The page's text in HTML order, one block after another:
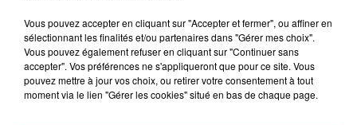
Vous pouvez accepter en cliquant sur "Accepter et fermer", ou affiner en
sélectionnant les finalités et/ou partenaires dans "Gérer mes choix".
Vous pouvez également refuser en cliquant sur "Continuer sans
accepter". Vos préférences ne s'appliqueront que pour ce site. Vous
pouvez mettre à jour vos choix, ou retirer votre consentement à tout
moment via le lien "Gérer les cookies" situé en bas de chaque page.